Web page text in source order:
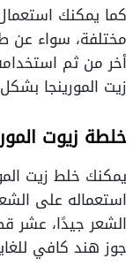
كما يمكنك
مختلفة، سواء عن
أخر من ثم
زيت المورينجا
خلطة زيوت
يمكنك خلط زيت
استعماله على
الشعر جيدًا، عشر
جوز هند كافي